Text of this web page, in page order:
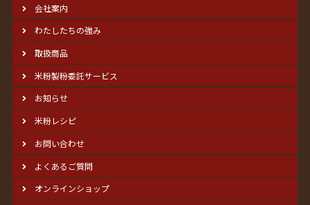
会社案内
わたしたちの強み
取扱商品
米粉製粉委託サービス
お知らせ
米粉レシピ
お問い合わせ
よくあるご質問
オンラインショップ